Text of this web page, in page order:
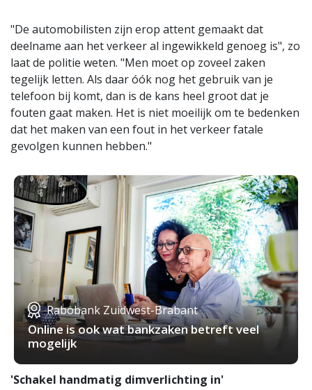
"De automobilisten zijn erop attent gemaakt dat
deelname aan het verkeer al ingewikkeld genoeg is", zo
laat de politie weten. "Men moet op zoveel zaken
tegelijk letten. Als daar óók nog het gebruik van je
telefoon bij komt, dan is de kans heel groot dat je
fouten gaat maken. Het is niet moeilijk om te bedenken
dat het maken van een fout in het verkeer fatale
gevolgen kunnen hebben."
Rabobank Zuidwest-Brabant
Online is ook wat bankzaken betreft veel
mogelijk
'Schakel handmatig dimverlichting in'